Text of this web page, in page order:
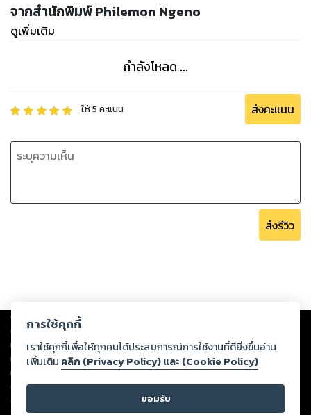
Chapter 5
- The crisis becomes a blessing
จากสำนักพิมพ์ Philemon Ngeno
ดูเพิ่มเติม
กำลังโหลด ...
ให้5 คะแนน ส่งคะแนน
ส่งรีวิว
Copyright © 2026
ต่อผลงานหรือเนื้อหาใดที่อัปโหลดผ่านเว็บไซต์และปรากฏว่าละเมิดสิทธิใน
ทรัพย์สินทางปัญญาของบุคคลอื่นหรือขัดต่อกฎหมายและศีลธรรม ดังนั้น ผู้อ่าน
ทุกท่านโปรดใช้วิจารณญาณในการกลั่นกรองด้วยตนเอง และหากท่านพบว่าส่วน
หนึ่งส่วนใดขัดต่อกฎหมายและศีลธรรม กรุณาแจ้งมายังบริษัท เพื่อทีมงานจะได้
ดำเนินการในทันที ทั้งนี้ ทางสตอรี่ล็อกขอสงวนลิขสิทธิ์ตามพระราชบัญญัติ
ลิขสิทธิ์ พ.ศ. 2537 (ฉบับล่าสุด)
การใช้คุกกี้
เราใช้คุกกี้เพื่อให้ทุกคนได้ประสบการณ์การใช้งานที่ดียิ่งขึ้นอ่าน
เพิ่มเติม คลิก (Privacy Policy) และ (Cookie Policy)
ยอมรับ